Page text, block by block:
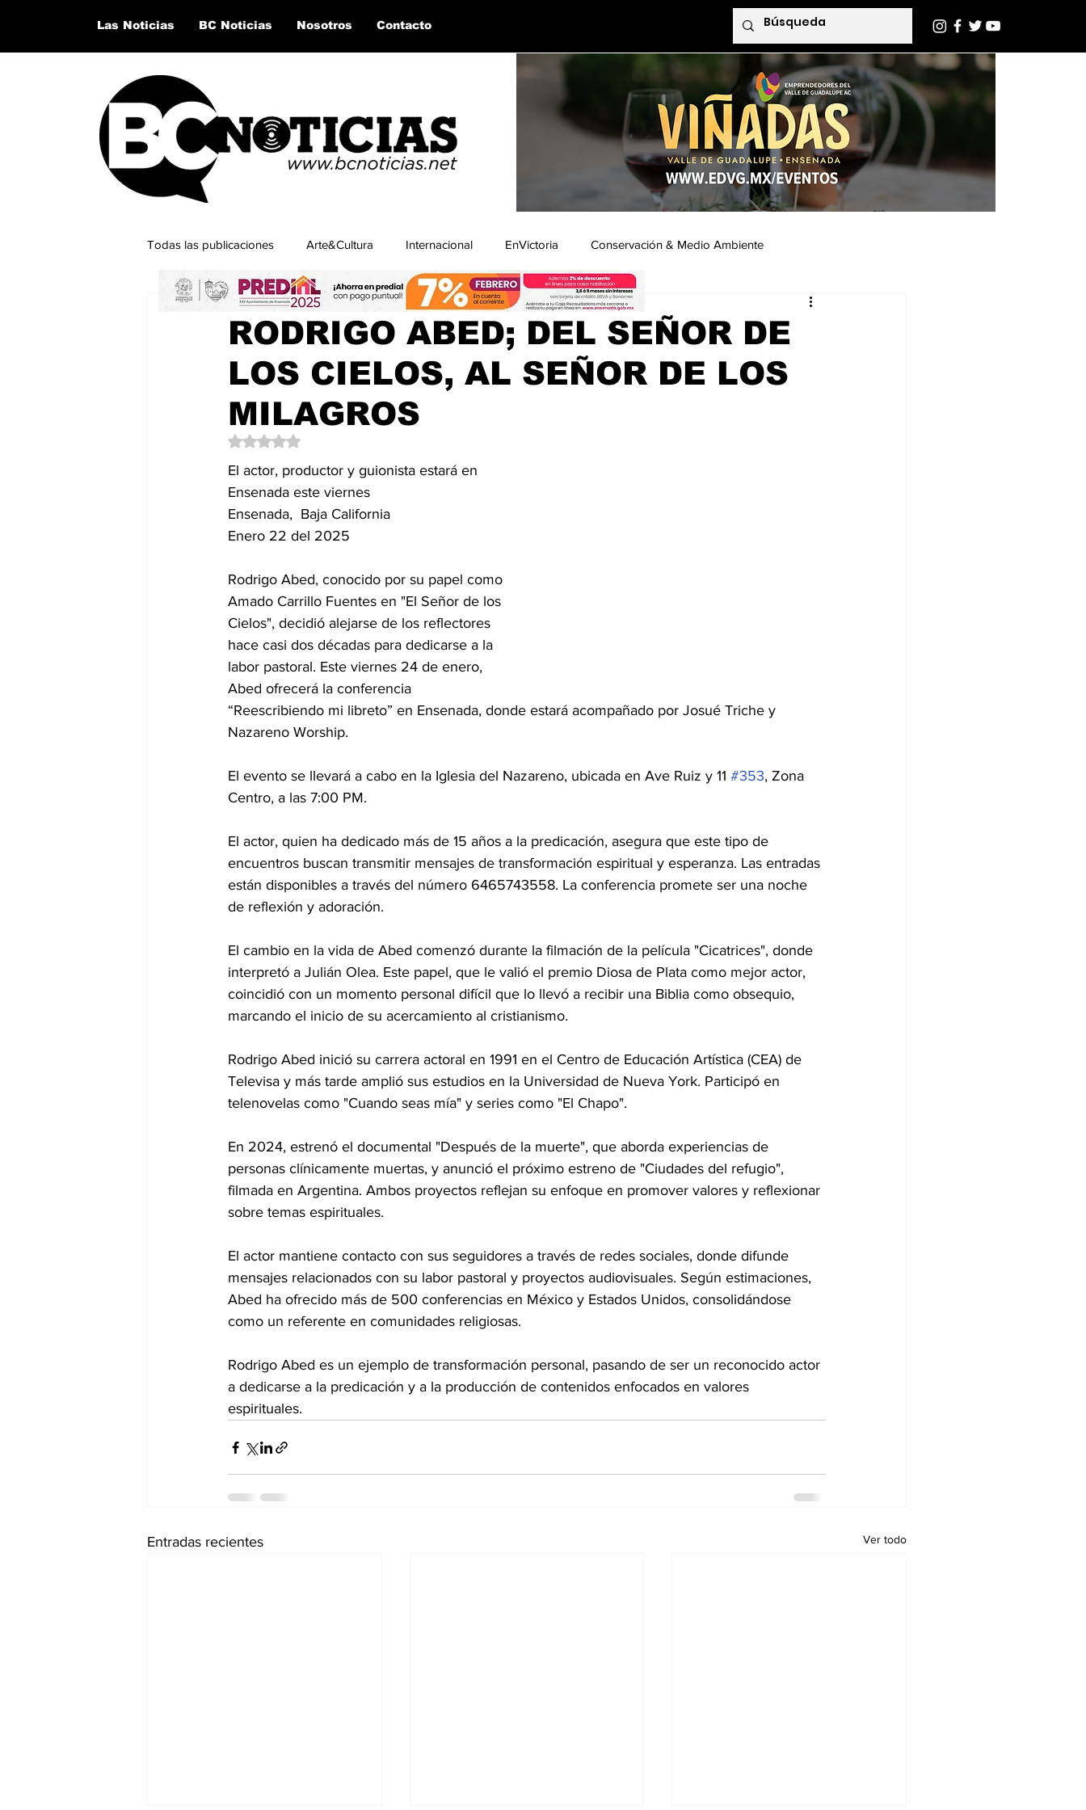
Las Noticias BC Noticias Nosotros Contacto
Todas las publicaciones Arte&Cultura Internacional EnVictoria Conservación & Medio Ambiente
Lo último del momento San Quintín, BC Bahía de los Ángeles, BC Columnas Invitadas Indaba Editorial
EntramadoBC Tijuana, Baja California Ciencia & Tech Tecate, Baja California
RODRIGO ABED; DEL SEÑOR DE
LOS CIELOS, AL SEÑOR DE LOS
MILAGROS
22 ene 20252 min de lectura
Obtuvo NaN de 5 estrellas.
El actor, productor y guionista estará en
Ensenada este viernes
Ensenada,  Baja California
Enero 22 del 2025
Rodrigo Abed, conocido por su papel como
Amado Carrillo Fuentes en "El Señor de los
Cielos", decidió alejarse de los reflectores
hace casi dos décadas para dedicarse a la
labor pastoral. Este viernes 24 de enero,
Abed ofrecerá la conferencia
“Reescribiendo mi libreto” en Ensenada, donde estará acompañado por Josué Triche y
Nazareno Worship.
El evento se llevará a cabo en la Iglesia del Nazareno, ubicada en Ave Ruiz y 11 #353, Zona
Centro, a las 7:00 PM.
El actor, quien ha dedicado más de 15 años a la predicación, asegura que este tipo de
encuentros buscan transmitir mensajes de transformación espiritual y esperanza. Las entradas
están disponibles a través del número 6465743558. La conferencia promete ser una noche
de reflexión y adoración.
El cambio en la vida de Abed comenzó durante la filmación de la película "Cicatrices", donde
interpretó a Julián Olea. Este papel, que le valió el premio Diosa de Plata como mejor actor,
coincidió con un momento personal difícil que lo llevó a recibir una Biblia como obsequio,
marcando el inicio de su acercamiento al cristianismo.
Rodrigo Abed inició su carrera actoral en 1991 en el Centro de Educación Artística (CEA) de
Televisa y más tarde amplió sus estudios en la Universidad de Nueva York. Participó en
telenovelas como "Cuando seas mía" y series como "El Chapo".
En 2024, estrenó el documental "Después de la muerte", que aborda experiencias de
personas clínicamente muertas, y anunció el próximo estreno de "Ciudades del refugio",
filmada en Argentina. Ambos proyectos reflejan su enfoque en promover valores y reflexionar
sobre temas espirituales.
El actor mantiene contacto con sus seguidores a través de redes sociales, donde difunde
mensajes relacionados con su labor pastoral y proyectos audiovisuales. Según estimaciones,
Abed ha ofrecido más de 500 conferencias en México y Estados Unidos, consolidándose
como un referente en comunidades religiosas.
Rodrigo Abed es un ejemplo de transformación personal, pasando de ser un reconocido actor
a dedicarse a la predicación y a la producción de contenidos enfocados en valores
espirituales.
Entradas recientes Ver todo